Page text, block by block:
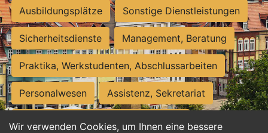
Wir verwenden Cookies, um Ihnen eine bessere
Ausbildungsplätze Sonstige Dienstleistungen
Sicherheitsdienste Management, Beratung
Praktika, Werkstudenten, Abschlussarbeiten
Personalwesen Assistenz, Sekretariat
Hilfskräfte, Aushilfs- und Nebenjobs